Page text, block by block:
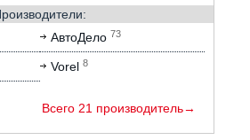
АвтоДело 73
Vorel 8
Всего 21 производитель→